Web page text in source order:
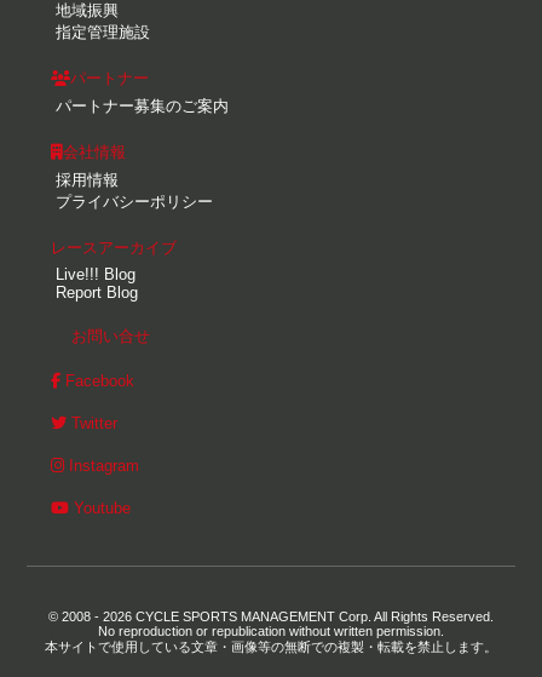
地域振興
指定管理施設
パートナー
パートナー募集のご案内
会社情報
採用情報
プライバシーポリシー
レースアーカイブ
Live!!! Blog
Report Blog
お問い合せ
Facebook
Twitter
Instagram
Youtube
© 2008 - 2026 CYCLE SPORTS MANAGEMENT Corp. All Rights Reserved.
No reproduction or republication without written permission.
本サイトで使用している文章・画像等の無断での複製・転載を禁止します。